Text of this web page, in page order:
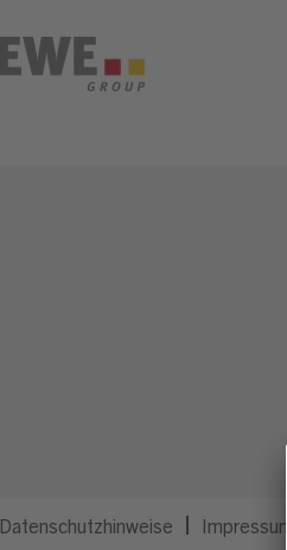
Datenschutzhinweise Impressum